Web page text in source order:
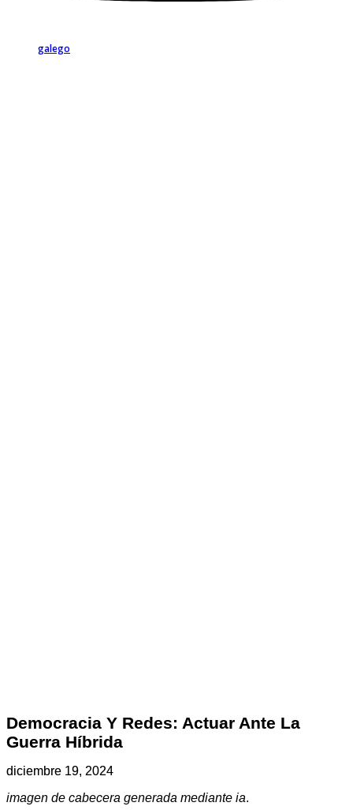
galego
Democracia Y Redes: Actuar Ante La
Guerra Híbrida
diciembre 19, 2024
imagen de cabecera generada mediante ia.